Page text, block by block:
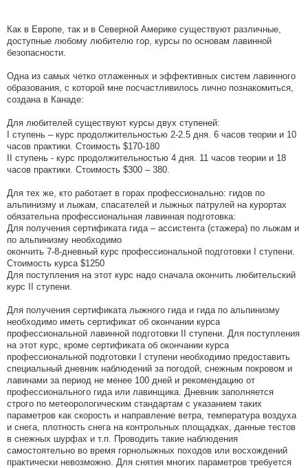
Как в Европе, так и в Северной Америке существуют различные,
доступные любому любителю гор, курсы по основам лавинной
безопасности.
Одна из самых четко отлаженных и эффективных систем лавинного
образования, с которой мне посчастливилось лично познакомиться,
создана в Канаде:
Для любителей существуют курсы двух ступеней:
I ступень – курс продолжительностью 2-2.5 дня. 6 часов теории и 10
часов практики. Стоимость $170-180
II ступень - курс продолжительностью 4 дня. 11 часов теории и 18
часов практики. Стоимость $300 – 380.
Для тех же, кто работает в горах профессионально: гидов по
альпинизму и лыжам, спасателей и лыжных патрулей на курортах
обязательна профессиональная лавинная подготовка:
Для получения сертификата гида – ассистента (стажера) по лыжам и
по альпинизму необходимо
окончить 7-8-дневный курс профессиональной подготовки I ступени.
Стоимость курса $1250
Для поступления на этот курс надо сначала окончить любительский
курс II ступени.
Для получения сертификата лыжного гида и гида по альпинизму
необходимо иметь сертификат об окончании курса
профессиональной лавинной подготовки II ступени. Для поступления
на этот курс, кроме сертификата об окончании курса
профессиональной подготовки I ступени необходимо предоставить
специальный дневник наблюдений за погодой, снежным покровом и
лавинами за период не менее 100 дней и рекомендацию от
профессионального гида или лавинщика. Дневник заполняется
строго по метеорологическим стандартам с указанием таких
параметров как скорость и направление ветра, температура воздуха
и снега, плотность снега на контрольных площадках, данные тестов
в снежных шурфах и т.п. Проводить такие наблюдения
самостоятельно во время горнолыжных походов или восхождений
практически невозможно. Для снятия многих параметров требуется